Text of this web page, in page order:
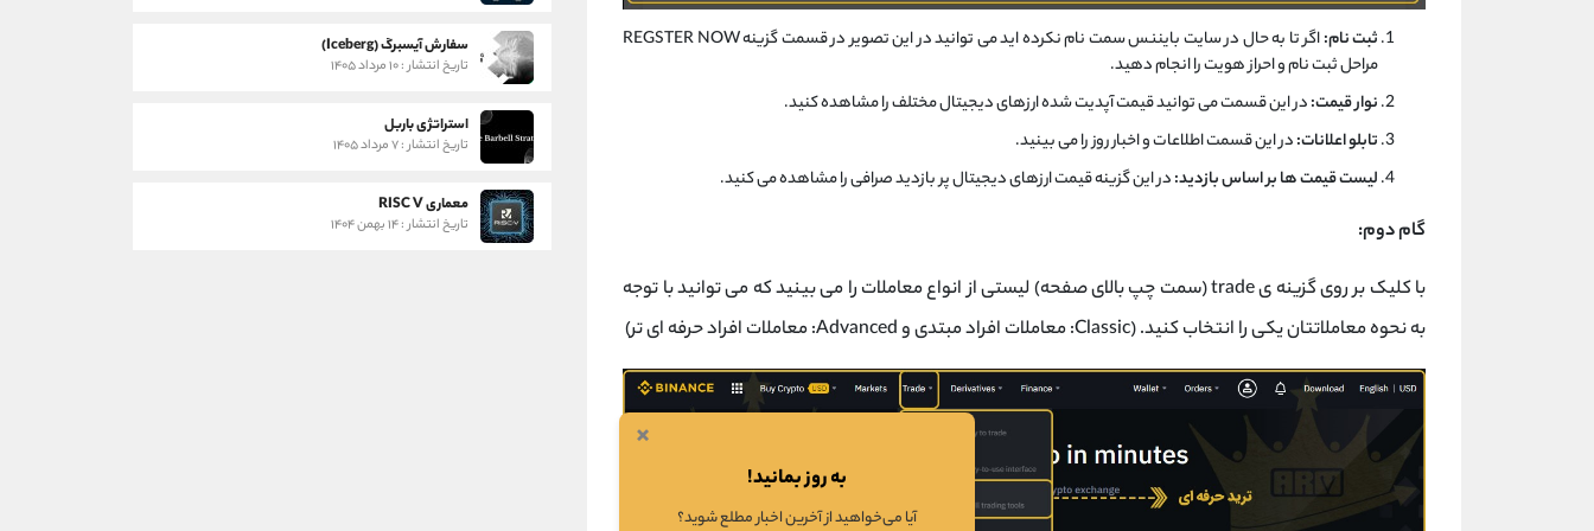
ثبت نام:
اگر تا به حال در سایت بایننس سمت نام نکرده اید می توانید در این تصویر در قسمت گزینه REGSTER NOW
مراحل ثبت نام و احراز هویت را انجام دهید.
نوار قیمت:در این قسمت می توانید قیمت آپدیت شده ارزهای دیجیتال مختلف را مشاهده کنید.
تابلو اعلانات:در این قسمت اطلاعات و اخبار روز را می بینید.
لیست قیمت ها بر اساس بازدید:در این گزینه قیمت ارزهای دیجیتال پر بازدید صرافی را مشاهده می کنید.
گام دوم:
با کلیک بر روی گزینه ی trade (سمت چپ بالای صفحه) لیستی از انواع معاملات را می بینید که می توانید با توجه
به نحوه معاملاتتان یکی را انتخاب کنید. (Classic: معاملات افراد مبتدی و Advanced: معاملات افراد حرفه ای تر)
سفارش آیسبرگ (Iceberg)
تاریخ انتشار : ۱۰ مرداد ۱۴۰۵
استراتژی باربل
تاریخ انتشار : ۷ مرداد ۱۴۰۵
معماری RISC V
تاریخ انتشار : ۱۴ بهمن ۱۴۰۴
×
به روز بمانید!
آیا می‌خواهید از آخرین اخبار مطلع شوید؟